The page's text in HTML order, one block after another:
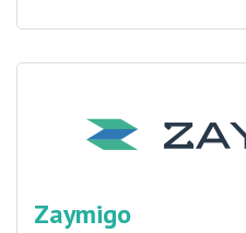
Zaymigo